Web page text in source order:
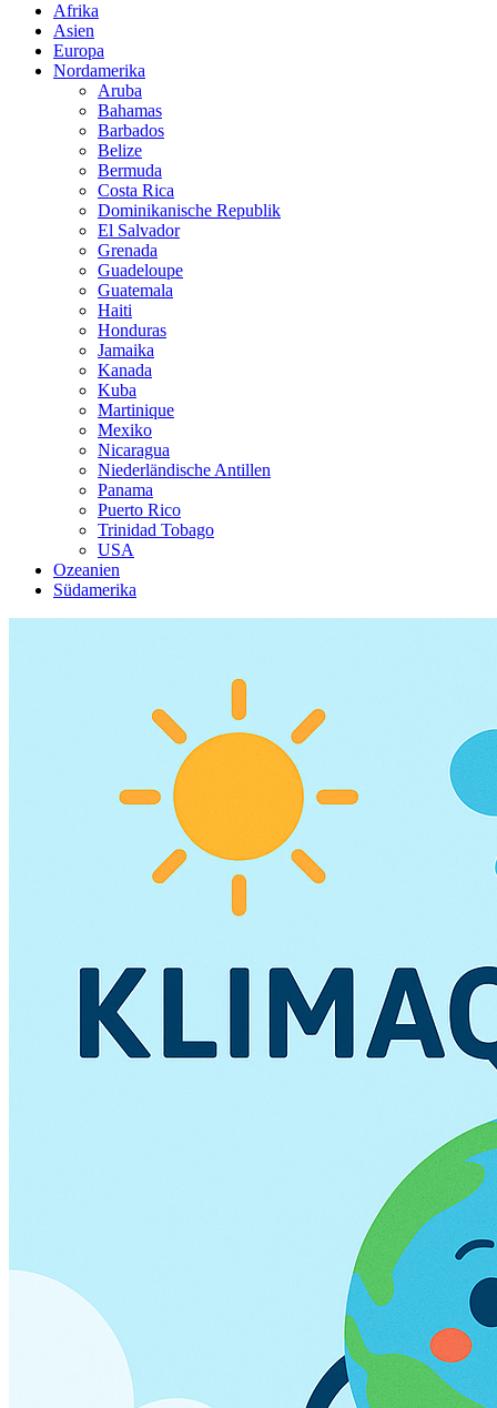
Afrika
Asien
Europa
Nordamerika
Aruba
Bahamas
Barbados
Belize
Bermuda
Costa Rica
Dominikanische Republik
El Salvador
Grenada
Guadeloupe
Guatemala
Haiti
Honduras
Jamaika
Kanada
Kuba
Martinique
Mexiko
Nicaragua
Niederländische Antillen
Panama
Puerto Rico
Trinidad Tobago
USA
Ozeanien
Südamerika